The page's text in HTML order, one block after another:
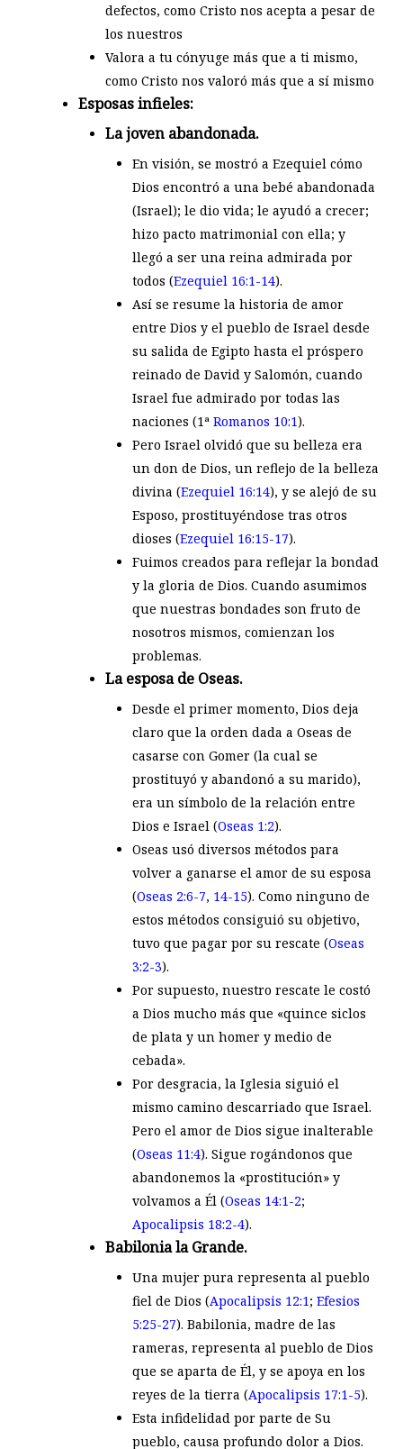
defectos, como Cristo nos acepta a pesar de
los nuestros
Valora a tu cónyuge más que a ti mismo,
como Cristo nos valoró más que a sí mismo
Esposas infieles:
La joven abandonada.
En visión, se mostró a Ezequiel cómo
Dios encontró a una bebé abandonada
(Israel); le dio vida; le ayudó a crecer;
hizo pacto matrimonial con ella; y
llegó a ser una reina admirada por
todos (Ezequiel 16:1-14).
Así se resume la historia de amor
entre Dios y el pueblo de Israel desde
su salida de Egipto hasta el próspero
reinado de David y Salomón, cuando
Israel fue admirado por todas las
naciones (1ª Romanos 10:1).
Pero Israel olvidó que su belleza era
un don de Dios, un reflejo de la belleza
divina (Ezequiel 16:14), y se alejó de su
Esposo, prostituyéndose tras otros
dioses (Ezequiel 16:15-17).
Fuimos creados para reflejar la bondad
y la gloria de Dios. Cuando asumimos
que nuestras bondades son fruto de
nosotros mismos, comienzan los
problemas.
La esposa de Oseas.
Desde el primer momento, Dios deja
claro que la orden dada a Oseas de
casarse con Gomer (la cual se
prostituyó y abandonó a su marido),
era un símbolo de la relación entre
Dios e Israel (Oseas 1:2).
Oseas usó diversos métodos para
volver a ganarse el amor de su esposa
(Oseas 2:6-7, 14-15). Como ninguno de
estos métodos consiguió su objetivo,
tuvo que pagar por su rescate (Oseas
3:2-3).
Por supuesto, nuestro rescate le costó
a Dios mucho más que «quince siclos
de plata y un homer y medio de
cebada».
Por desgracia, la Iglesia siguió el
mismo camino descarriado que Israel.
Pero el amor de Dios sigue inalterable
(Oseas 11:4). Sigue rogándonos que
abandonemos la «prostitución» y
volvamos a Él (Oseas 14:1-2;
Apocalipsis 18:2-4).
Babilonia la Grande.
Una mujer pura representa al pueblo
fiel de Dios (Apocalipsis 12:1; Efesios
5:25-27). Babilonia, madre de las
rameras, representa al pueblo de Dios
que se aparta de Él, y se apoya en los
reyes de la tierra (Apocalipsis 17:1-5).
Esta infidelidad por parte de Su
pueblo, causa profundo dolor a Dios.